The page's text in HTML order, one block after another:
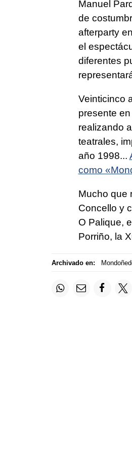
Manuel
de
afterparty
el
diferentes
Veinticinco
presente
realizando
teatrales,
año 1998...
como
Mucho que
Concello y
O Palique,
Porriño, la
Archivado en: